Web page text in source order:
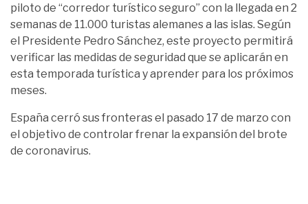
piloto de “corredor turístico seguro” con la llegada en 2
semanas de 11.000 turistas alemanes a las islas. Según
el Presidente Pedro Sánchez, este proyecto permitirá
verificar las medidas de seguridad que se aplicarán en
esta temporada turística y aprender para los próximos
meses.
España cerró sus fronteras el pasado 17 de marzo con
el objetivo de controlar frenar la expansión del brote
de coronavirus.